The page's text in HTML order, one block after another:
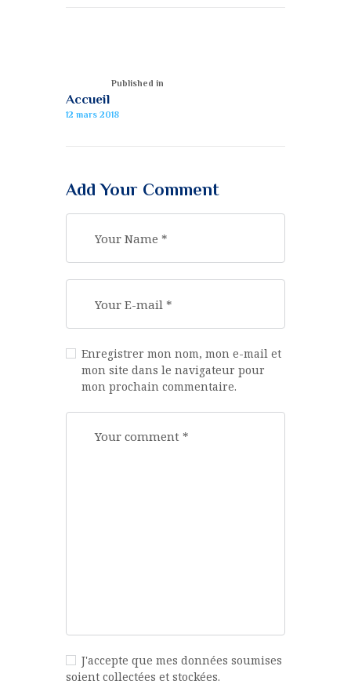
Published in
Accueil
12 mars 2018
Add Your Comment
Enregistrer mon nom, mon e-mail et
mon site dans le navigateur pour
mon prochain commentaire.
J'accepte que mes données soumises
soient collectées et stockées.